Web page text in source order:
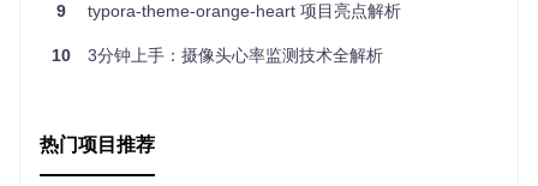
9 typora-theme-orange-heart 项目亮点解析
10 3分钟上手：摄像头心率监测技术全解析
热门项目推荐